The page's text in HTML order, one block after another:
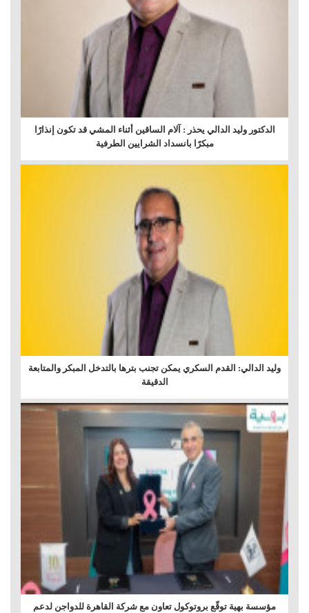
الدكتور وليد الدالي يحذر : آلام الساقين أثناء المشي قد تكون إنذارًا
مبكرًا بانسداد الشرايين الطرفية
وليد الدالي: القدم السكري يمكن تجنب بترها بالتدخل المبكر والمتابعة
الدقيقة
مؤسسة بهية توقّع بروتوكول تعاون مع شركة القاهرة للدواجن لدعم